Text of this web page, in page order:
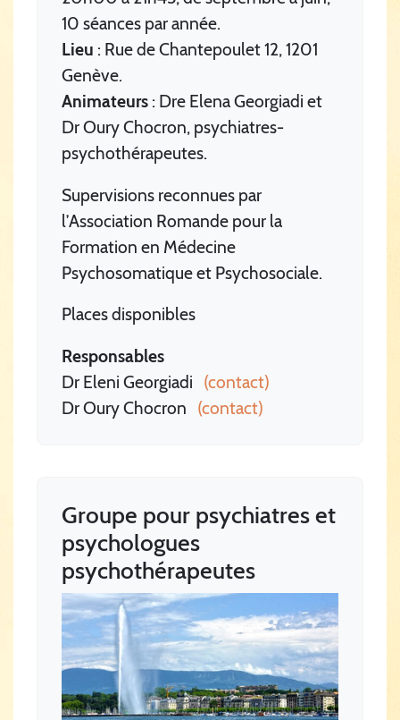
10 séances par année.
Lieu : Rue de Chantepoulet 12, 1201
Genève.
Animateurs: Dre Elena Georgiadi et
Dr Oury Chocron, psychiatres-
psychothérapeutes.
Supervisions reconnues par
l’Association Romande pour la
Formation en Médecine
Psychosomatique et Psychosociale.
Places disponibles
Responsables
Dr Eleni Georgiadi (contact)
Dr Oury Chocron (contact)
Groupe pour psychiatres et
psychologues
psychothérapeutes